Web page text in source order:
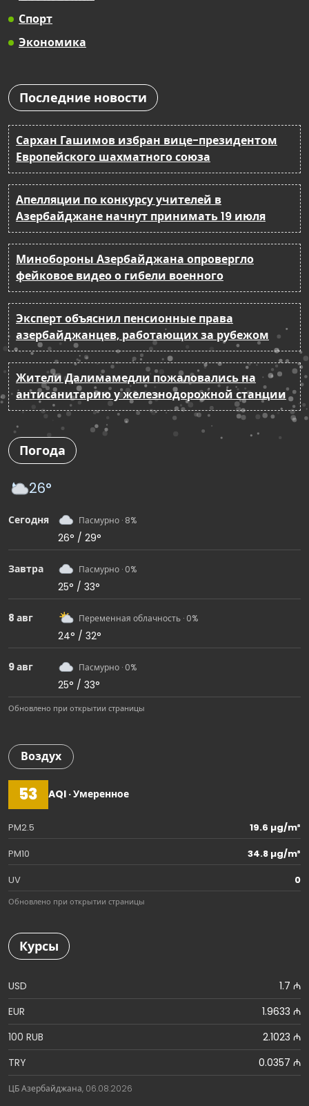
Спорт
Экономика
Последние новости
Сархан Гашимов избран вице-президентом
Европейского шахматного союза
Апелляции по конкурсу учителей в
Азербайджане начнут принимать 19 июля
Минобороны Азербайджана опровергло
фейковое видео о гибели военного
Эксперт объяснил пенсионные права
азербайджанцев, работающих за рубежом
Жители Далимамедли пожаловались на
антисанитарию у железнодорожной станции
Погода
26°
Сегодня Пасмурно · 8%
26° / 29°
Завтра Пасмурно · 0%
25° / 33°
8 авг Переменная облачность · 0%
24° / 32°
9 авг Пасмурно · 0%
25° / 33°
Обновлено при открытии страницы
Воздух
53 AQI · Умеренное
PM2.5
19.6 µg/m³
PM10
34.8 µg/m³
UV
0
Обновлено при открытии страницы
Курсы
USD
1.7 ₼
EUR
1.9633 ₼
100 RUB
2.1023 ₼
TRY
0.0357 ₼
ЦБ Азербайджана, 06.08.2026